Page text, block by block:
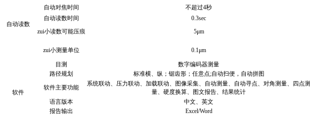
自动读数
自动对焦时间
不超过4秒
自动读数时间
0.3sec
zui小读数可能压痕
5μm
zui小测量单位 0.1μm
目测 数字编码器测量
软件
路径规划
标准横、纵；锯齿形；任意点;自动扫便，自动拼图
软件主要功能
系统联动、压力联动、加载联动、图像采集、自动测量、自动寻点、对角测量、四点测
量、硬度换算、图文报告、结果统计
语言版本
中文、英文
报告输出
Excel/Word